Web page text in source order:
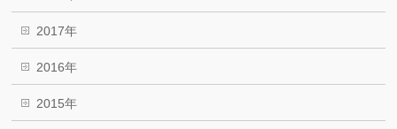
2017年
2016年
2015年